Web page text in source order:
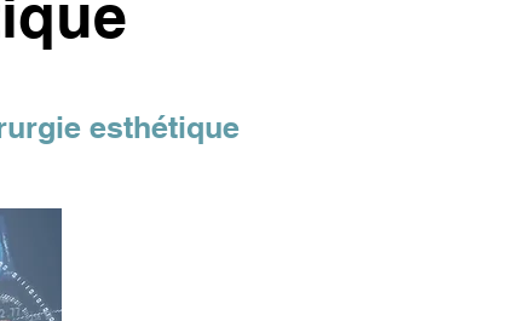
esthétique